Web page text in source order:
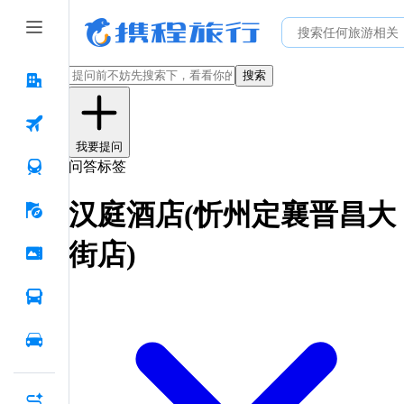
搜索
我要提问
问答标签
汉庭酒店(忻州定襄晋昌大
街店)